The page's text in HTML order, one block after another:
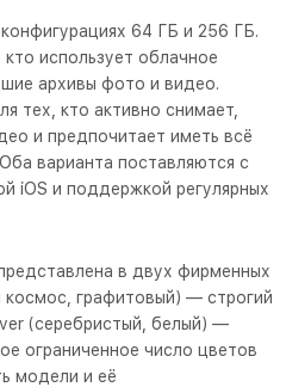
64 ГБ и 256 ГБ.
использует облачное
архивы фото и видео.
тех, кто активно снимает,
и предпочитает иметь всё
варианта поставляются с
iOS и поддержкой регулярных
в двух фирменных
космос, графитовый) — строгий
(серебристый, белый) —
ограниченное число цветов
модели и её